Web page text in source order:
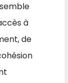
à
de